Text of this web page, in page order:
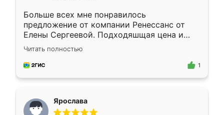
Больше всех мне понравилось
предложение от компании Ренессанс от
Елены Сергеевой. Подходяшщая цена и
короткие сроки изготовления. Приехавший
для замера сотрудник Владислав
предложил по моему эскизу самый
Читать полностью
1
Ярослава